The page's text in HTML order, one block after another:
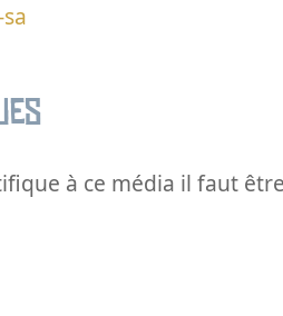
à ce média il faut